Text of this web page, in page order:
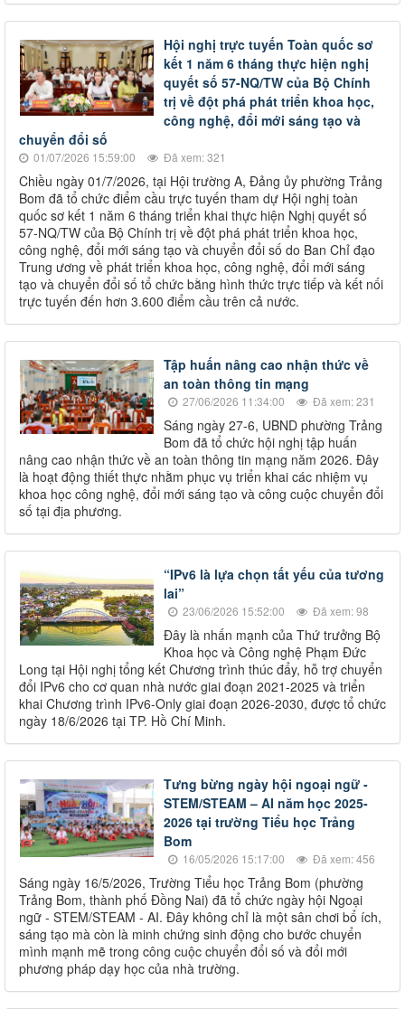
Hội nghị trực tuyến Toàn quốc sơ
kết 1 năm 6 tháng thực hiện nghị
quyết số 57-NQ/TW của Bộ Chính
trị về đột phá phát triển khoa học,
công nghệ, đổi mới sáng tạo và
chuyển đổi số
01/07/2026 15:59:00 Đã xem: 321
Chiều ngày 01/7/2026, tại Hội trường A, Đảng ủy phường Trảng
Bom đã tổ chức điểm cầu trực tuyến tham dự Hội nghị toàn
quốc sơ kết 1 năm 6 tháng triển khai thực hiện Nghị quyết số
57-NQ/TW của Bộ Chính trị về đột phá phát triển khoa học,
công nghệ, đổi mới sáng tạo và chuyển đổi số do Ban Chỉ đạo
Trung ương về phát triển khoa học, công nghệ, đổi mới sáng
tạo và chuyển đổi số tổ chức bằng hình thức trực tiếp và kết nối
trực tuyến đến hơn 3.600 điểm cầu trên cả nước.
Tập huấn nâng cao nhận thức về
an toàn thông tin mạng
27/06/2026 11:34:00 Đã xem: 231
Sáng ngày 27-6, UBND phường Trảng
Bom đã tổ chức hội nghị tập huấn
nâng cao nhận thức về an toàn thông tin mạng năm 2026. Đây
là hoạt động thiết thực nhằm phục vụ triển khai các nhiệm vụ
khoa học công nghệ, đổi mới sáng tạo và công cuộc chuyển đổi
số tại địa phương.
“IPv6 là lựa chọn tất yếu của tương
lai”
23/06/2026 15:52:00 Đã xem: 98
Đây là nhấn mạnh của Thứ trưởng Bộ
Khoa học và Công nghệ Phạm Đức
Long tại Hội nghị tổng kết Chương trình thúc đẩy, hỗ trợ chuyển
đổi IPv6 cho cơ quan nhà nước giai đoạn 2021-2025 và triển
khai Chương trình IPv6-Only giai đoạn 2026-2030, được tổ chức
ngày 18/6/2026 tại TP. Hồ Chí Minh.
Tưng bừng ngày hội ngoại ngữ -
STEM/STEAM – AI năm học 2025-
2026 tại trường Tiểu học Trảng
Bom
16/05/2026 15:17:00 Đã xem: 456
Sáng ngày 16/5/2026, Trường Tiểu học Trảng Bom (phường
Trảng Bom, thành phố Đồng Nai) đã tổ chức ngày hội Ngoại
ngữ - STEM/STEAM - AI. Đây không chỉ là một sân chơi bổ ích,
sáng tạo mà còn là minh chứng sinh động cho bước chuyển
mình mạnh mẽ trong công cuộc chuyển đổi số và đổi mới
phương pháp dạy học của nhà trường.